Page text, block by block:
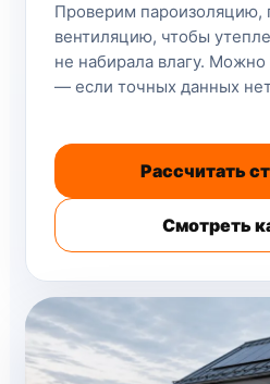
Проверим пароизоляцию,
вентиляцию, чтобы
не набирала влагу. Можно
— если точных данных
Рассчитать
Смотреть